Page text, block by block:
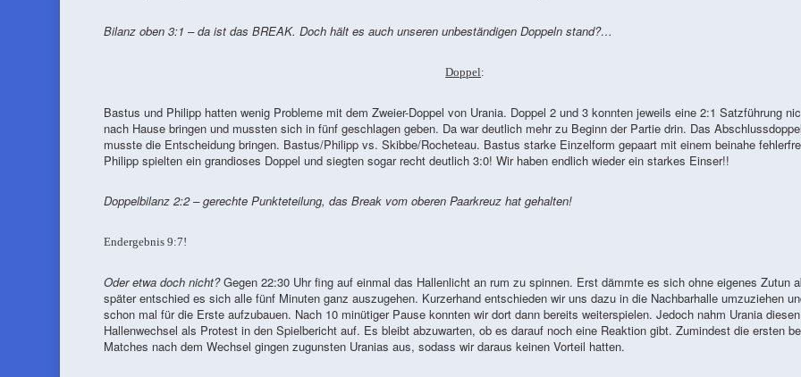
Bilanz oben 3:1 – da ist das BREAK. Doch hält es auch unseren unbeständigen Doppeln stand?…
Doppel:
Bastus und Philipp hatten wenig Probleme mit dem Zweier-Doppel von Urania. Doppel 2 und 3 konnten jeweils eine 2:1 Satzführung
nach Hause bringen und mussten sich in fünf geschlagen geben. Da war deutlich mehr zu Beginn der Partie drin. Das Abschlussdoppel
musste die Entscheidung bringen. Bastus/Philipp vs. Skibbe/Rocheteau. Bastus starke Einzelform gepaart mit einem beinahe
Philipp spielten ein grandioses Doppel und siegten sogar recht deutlich 3:0! Wir haben endlich wieder ein starkes Einser!!
Doppelbilanz 2:2 – gerechte Punkteteilung, das Break vom oberen Paarkreuz hat gehalten!
Endergebnis 9:7!
Oder etwa doch nicht?Gegen 22:30 Uhr fing auf einmal das Hallenlicht an rum zu spinnen. Erst dämmte es sich ohne eigenes Zutun
später entschied es sich alle fünf Minuten ganz auszugehen. Kurzerhand entschieden wir uns dazu in die Nachbarhalle umzuziehen
schon mal für die Erste aufzubauen. Nach 10 minütiger Pause konnten wir dort dann bereits weiterspielen. Jedoch nahm Urania diesen
Hallenwechsel als Protest in den Spielbericht auf. Es bleibt abzuwarten, ob es darauf noch eine Reaktion gibt. Zumindest die ersten
Matches nach dem Wechsel gingen zugunsten Uranias aus, sodass wir daraus keinen Vorteil hatten.